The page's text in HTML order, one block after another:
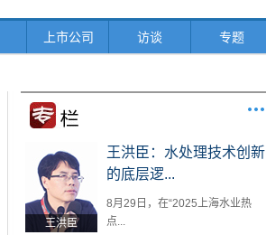
上市公司 访谈 专题
王洪臣
王洪臣：水处理技术创新
的底层逻...
8月29日，在“2025上海水业热
点...